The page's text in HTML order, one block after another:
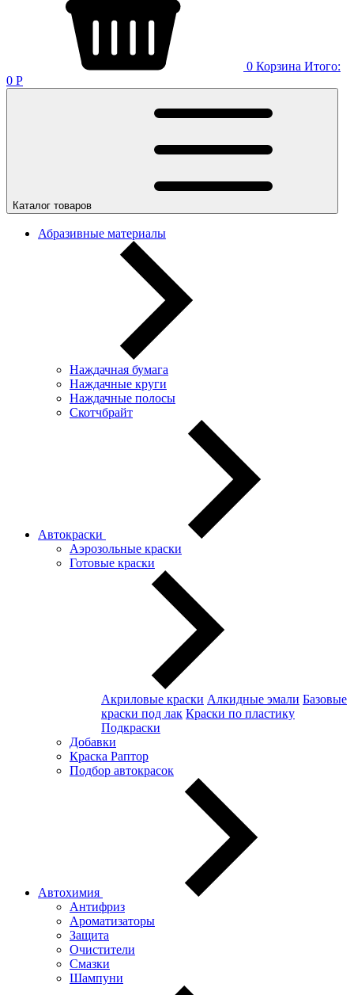
0 Корзина Итого:
0 Р
Каталог товаров
Абразивные материалы
Наждачная бумага
Наждачные круги
Наждачные полосы
Скотчбрайт
Автокраски
Аэрозольные краски
Готовые краски
Акриловые краски Алкидные эмали Базовые
краски под лак Краски по пластику
Подкраски
Добавки
Краска Раптор
Подбор автокрасок
Автохимия
Антифриз
Ароматизаторы
Защита
Очистители
Смазки
Шампуни